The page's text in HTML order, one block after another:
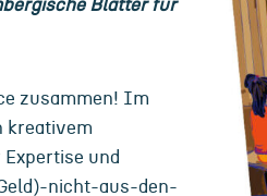
Blätter für
zusammen! Im
kreativem
und
nicht-aus-den-